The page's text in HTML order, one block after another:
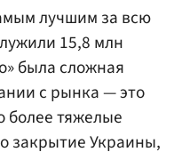
лучшим за всю
15,8 млн
была сложная
с рынка — это
более тяжелые
закрытие Украины,